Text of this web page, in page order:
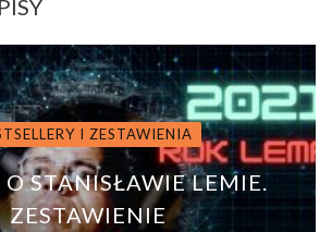
I ZESTAWIENIA
STANISŁAWIE LEMIE.
ZESTAWIENIE